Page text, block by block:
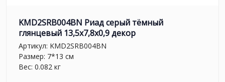
KMD2SRB004BN Риад серый тёмный
глянцевый 13,5x7,8x0,9 декор
Артикул: KMD2SRB004BN
Размер: 7*13 см
Вес: 0.082 кг